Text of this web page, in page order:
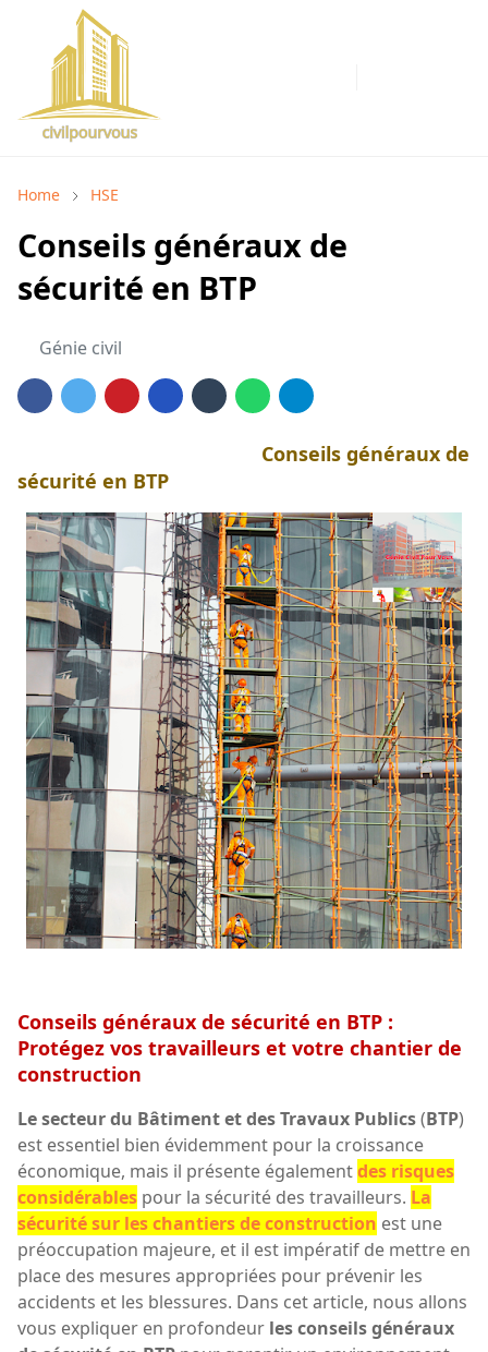
Home HSE
Conseils généraux de
sécurité en BTP
Génie civil
Conseils généraux de
sécurité en BTP
Conseils généraux de sécurité en BTP :
Protégez vos travailleurs et votre chantier de
construction
Le secteur du Bâtiment et des Travaux Publics(BTP)
est essentiel bien évidemment pour la croissance
économique, mais il présente égalementdes risques
considérables pour la sécurité des travailleurs. La
sécurité sur les chantiers de construction est une
préoccupation majeure, et il est impératif de mettre en
place des mesures appropriées pour prévenir les
accidents et les blessures. Dans cet article, nous allons
vous expliquer en profondeur les conseils généraux